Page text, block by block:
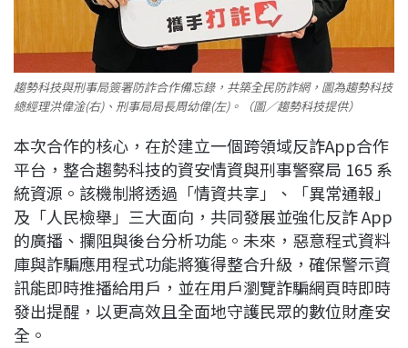
趨勢科技與刑事局簽署防詐合作備忘錄，共築全民防詐網，圖為趨勢科技
總經理洪偉淦(右)、刑事局局長周幼偉(左)。（圖／趨勢科技提供）
本次合作的核心，在於建立一個跨領域反詐App合作
平台，整合趨勢科技的資安情資與刑事警察局 165 系
統資源。該機制將透過「情資共享」、「異常通報」
及「人民檢舉」三大面向，共同發展並強化反詐 App
的廣播、攔阻與後台分析功能。未來，惡意程式資料
庫與詐騙應用程式功能將獲得整合升級，確保警示資
訊能即時推播給用戶，並在用戶瀏覽詐騙網頁時即時
發出提醒，以更高效且全面地守護民眾的數位財產安
全。